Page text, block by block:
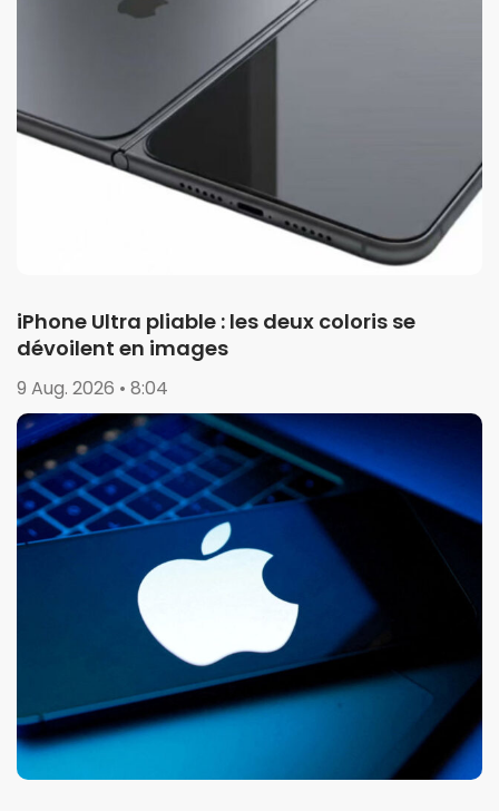
iPhone Ultra pliable : les deux coloris se
dévoilent en images
9 Aug. 2026 • 8:04